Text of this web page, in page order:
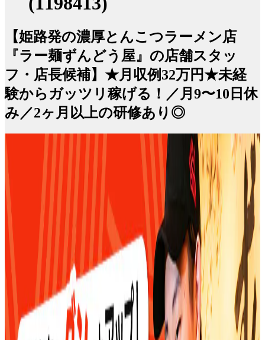
【姫路発の濃厚とんこつラーメン店
『ラー麺ずんどう屋』の店舗スタッ
フ・店長候補】★月収例32万円★未経
験からガッツリ稼げる！／月9〜10日休
み／2ヶ月以上の研修あり◎